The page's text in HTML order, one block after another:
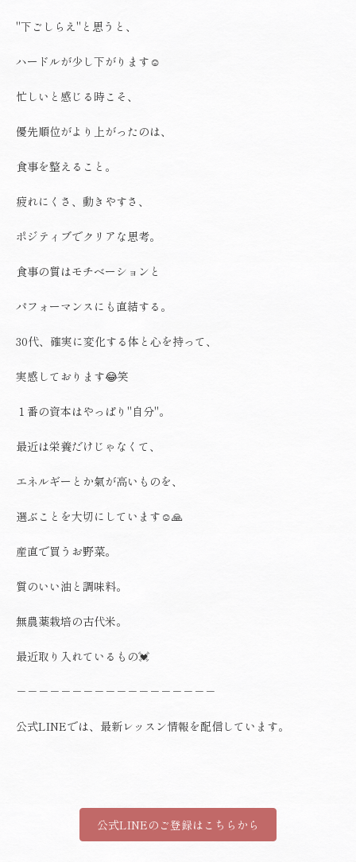
"下ごしらえ"と思うと、
ハードルが少し下がります☺️
忙しいと感じる時こそ、
優先順位がより上がったのは、
食事を整えること。
疲れにくさ、動きやすさ、
ポジティブでクリアな思考。
食事の質はモチベーションと
パフォーマンスにも直結する。
30代、確実に変化する体と心を持って、
実感しております😂笑
１番の資本はやっぱり"自分"。
最近は栄養だけじゃなくて、
エネルギーとか氣が高いものを、
選ぶことを大切にしています☺️🙏
産直で買うお野菜。
質のいい油と調味料。
無農薬栽培の古代米。
最近取り入れているもの💓
－－－－－－－－－－－－－－－－－－
公式LINEでは、最新レッスン情報を配信しています。
公式LINEのご登録はこちらから